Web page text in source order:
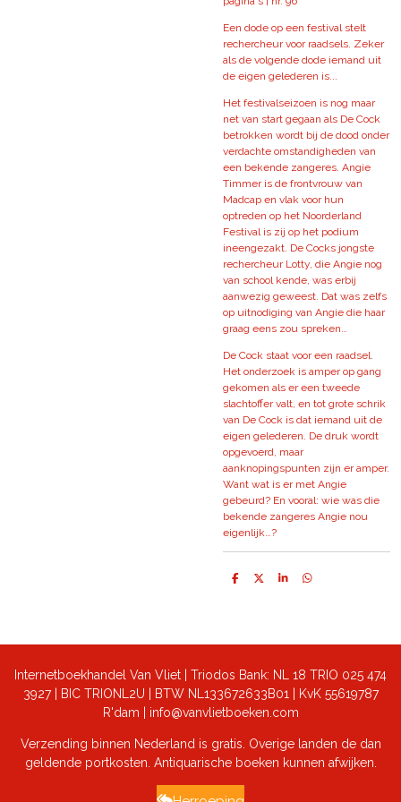
Een dode op een festival stelt
rechercheur voor raadsels. Zeker
als de volgende dode iemand uit
de eigen gelederen is...
Het festivalseizoen is nog maar
net van start gegaan als De Cock
betrokken wordt bij de dood onder
verdachte omstandigheden van
een bekende zangeres. Angie
Timmer is de frontvrouw van
Madcap en vlak voor hun
optreden op het Noorderland
Festival is zij op het podium
ineengezakt. De Cocks jongste
rechercheur Lotty, die Angie nog
van school kende, was erbij
aanwezig geweest. Dat was zelfs
op uitnodiging van Angie die haar
graag eens zou spreken…
De Cock staat voor een raadsel.
Het onderzoek is amper op gang
gekomen als er een tweede
slachtoffer valt, en tot grote schrik
van De Cock is dat iemand uit de
eigen gelederen. De druk wordt
opgevoerd, maar
aanknopingspunten zijn er amper.
Want wat is er met Angie
gebeurd? En vooral: wie was die
bekende zangeres Angie nou
eigenlijk…?
D
D
S
D
Internetboekhandel Van Vliet | Triodos Bank: NL 18 TRIO 025 474
3927 | BIC TRIONL2U | BTW NL133672633B01 | KvK 55619787
R'dam | info@vanvlietboeken.com
Verzending binnen Nederland is gratis. Overige landen de dan
geldende portkosten. Antiquarische boeken kunnen afwijken.